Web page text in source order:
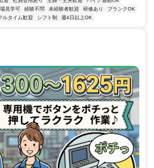
見学可 経験不問 未経験者歓迎 研修あり
ブランクOK
ルタイム歓迎 シフト制 週4日以上OK